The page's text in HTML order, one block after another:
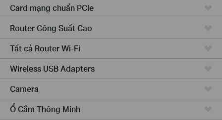
Card mạng chuẩn PCIe
Router Công Suất Cao
Tất cả Router Wi-Fi
Wireless USB Adapters
Camera
Ổ Cắm Thông Minh